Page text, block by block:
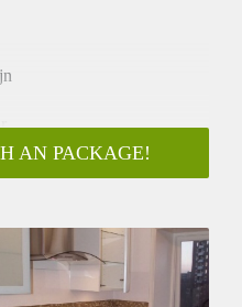
AN PACKAGE!